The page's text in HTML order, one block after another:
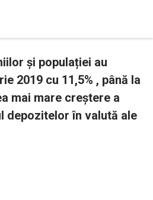
și populației au
2019 cu 11,5% , până la
mai mare creștere a
depozitelor în valută ale